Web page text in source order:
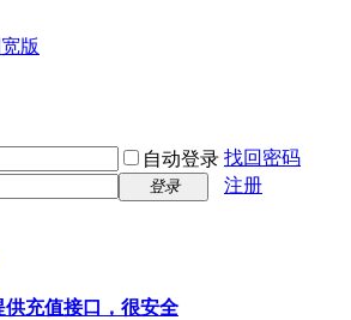
版
自动登录 找回密码
登录 注册
供充值接口，很安全